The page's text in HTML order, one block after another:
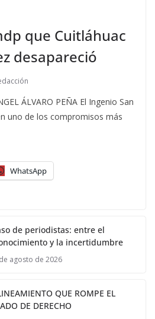
que Cuitláhuac
desapareció
ÁLVARO PEÑA El Ingenio San
uno de los compromisos más
WhatsApp
de periodistas: entre el
y la incertidumbre
agosto de 2026
QUE ROMPE EL
DE DERECHO